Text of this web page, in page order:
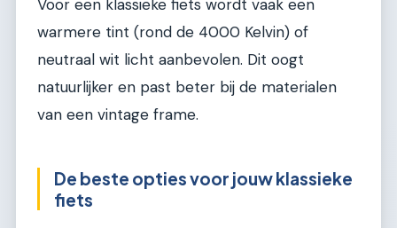
Voor een klassieke fiets wordt vaak een
warmere tint (rond de 4000 Kelvin) of
neutraal wit licht aanbevolen. Dit oogt
natuurlijker en past beter bij de materialen
van een vintage frame.
De beste opties voor jouw klassieke
fiets